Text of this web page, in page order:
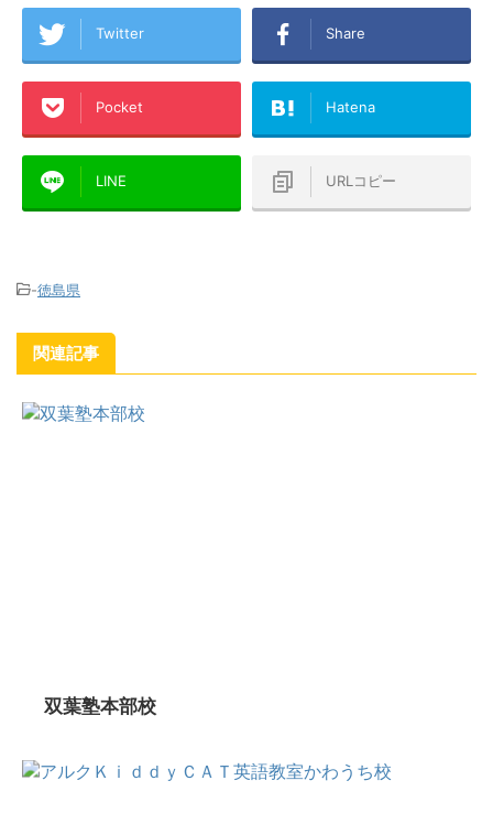
Twitter Share
Pocket Hatena
LINE URLコピー
-徳島県
関連記事
双葉塾本部校